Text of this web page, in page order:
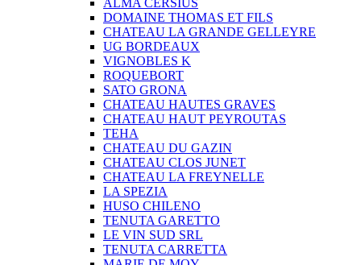
ALMA CERSIUS
DOMAINE THOMAS ET FILS
CHATEAU LA GRANDE GELLEYRE
UG BORDEAUX
VIGNOBLES K
ROQUEBORT
SATO GRONA
CHATEAU HAUTES GRAVES
CHATEAU HAUT PEYROUTAS
TEHA
CHATEAU DU GAZIN
CHATEAU CLOS JUNET
CHATEAU LA FREYNELLE
LA SPEZIA
HUSO CHILENO
TENUTA GARETTO
LE VIN SUD SRL
TENUTA CARRETTA